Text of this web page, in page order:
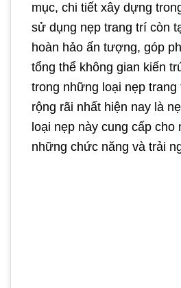
mục, chi tiết xây dựng
sử dụng nẹp trang trí còn
hoàn hảo ấn tượng, góp
tổng thể không gian kiến
trong những loại nẹp
rộng rãi nhất hiện nay là
loại nẹp này cung cấp cho
những chức năng và trải